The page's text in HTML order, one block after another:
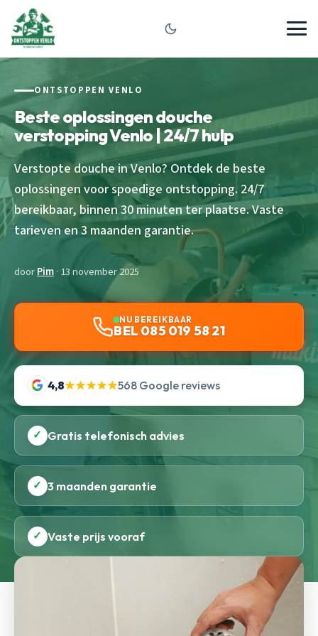
ONTSTOPPEN VENLO
Beste oplossingen douche
verstopping Venlo | 24/7 hulp
Verstopte douche in Venlo? Ontdek de beste
oplossingen voor spoedige ontstopping. 24/7
bereikbaar, binnen 30 minuten ter plaatse. Vaste
tarieven en 3 maanden garantie.
doorPim· 13 november 2025
NU BEREIKBAAR
BEL 085 019 58 21
4,8★★★★★568 Google reviews
✓ Gratis telefonisch advies
✓ 3 maanden garantie
✓ Vaste prijs vooraf